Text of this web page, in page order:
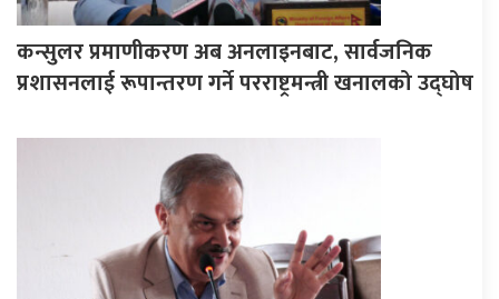
कन्सुलर प्रमाणीकरण अब अनलाइनबाट, सार्वजनिक
प्रशासनलाई रूपान्तरण गर्ने परराष्ट्रमन्त्री खनालको उद्घोष